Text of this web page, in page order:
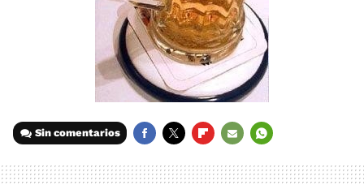
Sin comentarios
MAIL